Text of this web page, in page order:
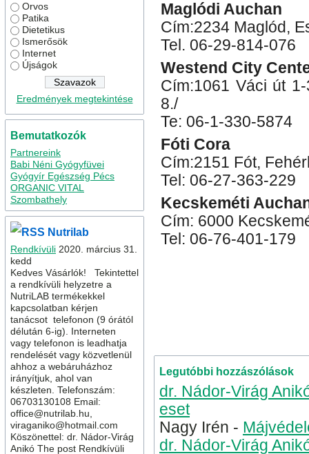
Orvos
Patika
Dietetikus
Ismerősök
Internet
Újságok
Eredmények megtekintése
Bemutatkozók
Partnereink
Babi Néni Gyógyfüvei
Gyógyír Egészség Pécs
ORGANIC VITAL
Szombathely
Nutrilab
Rendkívüli 2020. március 31.
kedd
Kedves Vásárlók! Tekintettel
a rendkívüli helyzetre a
NutriLAB termékekkel
kapcsolatban kérjen
tanácsot telefonon (9 órától
délután 6-ig). Interneten
vagy telefonon is leadhatja
rendelését vagy közvetlenül
ahhoz a webáruházhoz
irányítjuk, ahol van
készleten. Telefonszám:
06703130108 Email:
office@nutrilab.hu,
viraganiko@hotmail.com
Köszönettel: dr. Nádor-Virág
Anikó The post Rendkívüli
Maglódi Auchan
Cím:2234 Maglód,
Tel. 06-29-814-076
Westend City
Cím:1061 Váci út
8./
Te: 06-1-330-5874
Fóti Cora
Cím:2151 Fót,
Tel: 06-27-363-229
Kecskeméti
Cím: 6000
Tel: 06-76-401-179
Legutóbbi hozzászólások
dr. Nádor-Virág
eset
Nagy Irén -
dr. Nádor-Virág